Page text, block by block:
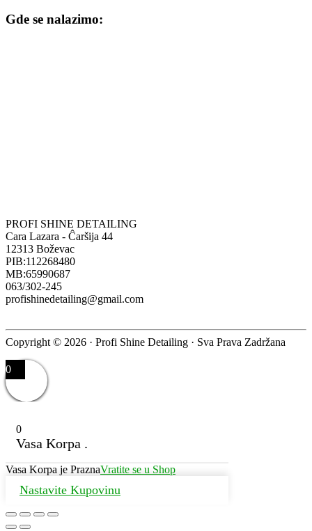
je
Gde se nalazimo:
PROFI SHINE DETAILING
Cara Lazara - Ĉaršija 44
12313 Boževac
PIB:112268480
MB:65990687
063/302-245
profishinedetailing@gmail.com
Copyright © 2026 · Profi Shine Detailing · Sva Prava Zadržana
0
0
Vasa Korpa .
Vasa Korpa je PraznaVratite se u Shop
Nastavite Kupovinu